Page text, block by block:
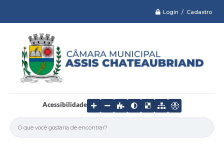
Login / Cadastro
Acessibilidade